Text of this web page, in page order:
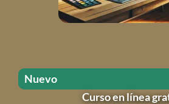
Curso en línea
Nuevo